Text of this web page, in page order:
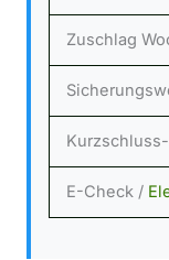
Zuschlag
E-Check /